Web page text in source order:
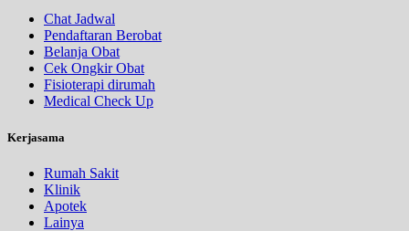
Chat Jadwal
Pendaftaran Berobat
Belanja Obat
Cek Ongkir Obat
Fisioterapi dirumah
Medical Check Up
Kerjasama
Rumah Sakit
Klinik
Apotek
Lainya